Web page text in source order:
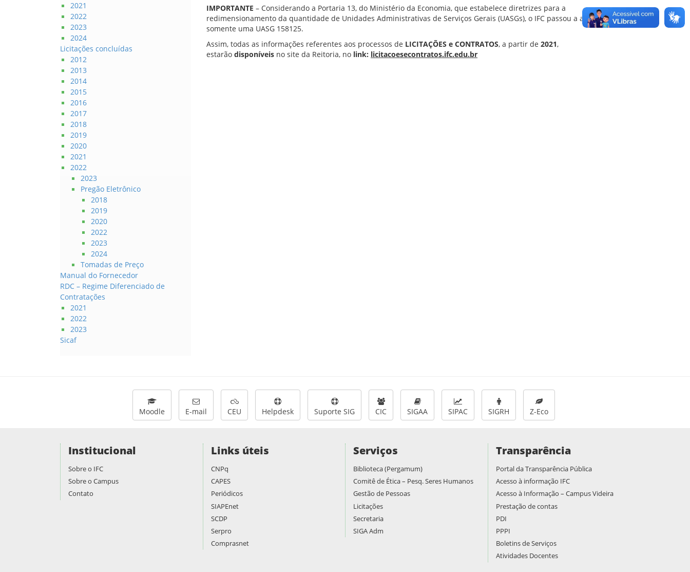
2021
2022
2023
2024
Licitações concluídas
2012
2013
2014
2015
2016
2017
2018
2019
2020
2021
2022
2023
Pregão Eletrônico
2018
2019
2020
2022
2023
2024
Tomadas de Preço
Manual do Fornecedor
RDC – Regime Diferenciado de
Contratações
2021
2022
2023
Sicaf
IMPORTANTE – Considerando a Portaria 13, do Ministério da Economia, que estabelece diretrizes para a
redimensionamento da quantidade de Unidades Administrativas de Serviços Gerais (UASGs), o IFC passou a adotar
somente uma UASG 158125.
Assim, todas as informações referentes aos processos de LICITAÇÕES e CONTRATOS, a partir de 2021,
estarão disponíveis no site da Reitoria, no link: licitacoesecontratos.ifc.edu.br
Moodle E-mail CEU Helpdesk Suporte SIG CIC SIGAA SIPAC SIGRH Z-Eco
Institucional
Sobre o IFC
Sobre o Campus
Contato
Links úteis
CNPq
CAPES
Periódicos
SIAPEnet
SCDP
Serpro
Comprasnet
Serviços
Biblioteca (Pergamum)
Comitê de Ética – Pesq. Seres Humanos
Gestão de Pessoas
Licitações
Secretaria
SIGA Adm
Transparência
Portal da Transparência Pública
Acesso à informação IFC
Acesso à Informação – Campus Videira
Prestação de contas
PDI
PPPI
Boletins de Serviços
Atividades Docentes